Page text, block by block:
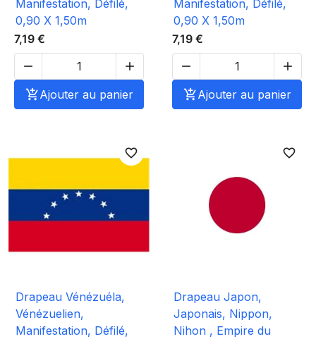
Manifestation, Défilé,
0,90 X 1,50m
7,19 €


Ajouter au panier
Manifestation, Défilé,
0,90 X 1,50m
7,19 €


Ajouter au panier
favorite_border
Drapeau Vénézuéla,
Vénézuelien,
Manifestation, Défilé,
favorite_border
Drapeau Japon,
Japonais, Nippon,
Nihon , Empire du